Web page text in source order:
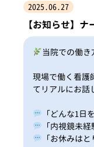
2025.06.27
【お知らせ】
当院での働き
現場で働く看護
てリアルにお話
「どんな1日
「内視鏡未
「お休みはと